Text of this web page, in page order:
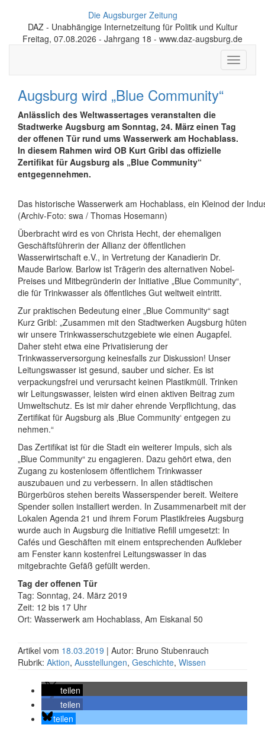
Die Augsburger Zeitung
DAZ - Unabhängige Internetzeitung für Politik und Kultur
Freitag, 07.08.2026 - Jahrgang 18 - www.daz-augsburg.de
Toggle
Augsburg wird „Blue Community“
Anlässlich des Weltwassertages veranstalten die
Stadtwerke Augsburg am Sonntag, 24. März einen Tag
der offenen Tür rund ums Wasserwerk am Hochablass.
In diesem Rahmen wird OB Kurt Gribl das offizielle
Zertifikat für Augsburg als „Blue Community“
entgegennehmen.
Das historische Wasserwerk am Hochablass, ein Kleinod der
(Archiv-Foto: swa / Thomas Hosemann)
Überbracht wird es von Christa Hecht, der ehemaligen
Geschäftsführerin der Allianz der öffentlichen
Wasserwirtschaft e.V., in Vertretung der Kanadierin Dr.
Maude Barlow. Barlow ist Trägerin des alternativen Nobel-
Preises und Mitbegründerin der Initiative „Blue Community“,
die für Trinkwasser als öffentliches Gut weltweit eintritt.
Zur praktischen Bedeutung einer „Blue Community“ sagt
Kurz Gribl: „Zusammen mit den Stadtwerken Augsburg hüten
wir unsere Trinkwasser­schutzgebiete wie einen Augapfel.
Daher steht etwa eine Privatisierung der
Trinkwasserversorgung keinesfalls zur Diskussion! Unser
Leitungswasser ist gesund, sauber und sicher. Es ist
verpackungsfrei und verursacht keinen Plastikmüll. Trinken
wir Leitungswasser, leisten wird einen aktiven Beitrag zum
Umweltschutz. Es ist mir daher ehrende Verpflichtung, das
Zertifikat für Augsburg als ‚Blue Community‘ entgegen zu
nehmen.“
Das Zertifikat ist für die Stadt ein weiterer Impuls, sich als
„Blue Community“ zu engagieren. Dazu gehört etwa, den
Zugang zu kostenlosem öffentlichem Trinkwasser
auszubauen und zu verbessern. In allen städtischen
Bürgerbüros stehen bereits Wasserspender bereit. Weitere
Spender sollen installiert werden. In Zusammenarbeit mit der
Lokalen Agenda 21 und ihrem Forum Plastikfreies Augsburg
wurde auch in Augsburg die Initiative Refill umgesetzt: In
Cafés und Geschäften mit einem entsprechenden Aufkleber
am Fenster kann kostenfrei Leitungswasser in das
mitgebrachte Gefäß gefüllt werden.
Tag der offenen Tür
Tag: Sonntag, 24. März 2019
Zeit: 12 bis 17 Uhr
Ort: Wasserwerk am Hochablass, Am Eiskanal 50
Artikel vom 18.03.2019 | Autor: Bruno Stubenrauch
Rubrik: Aktion, Ausstellungen, Geschichte, Wissen
teilen
teilen
teilen